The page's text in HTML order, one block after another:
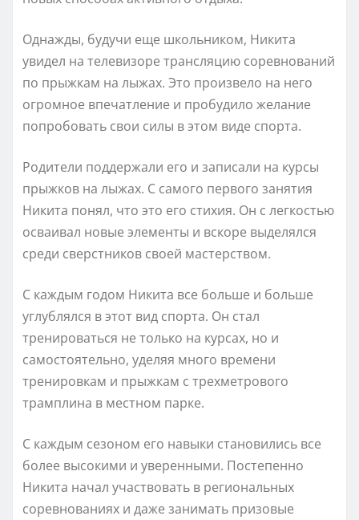
Однажды, будучи еще школьником, Никита
увидел на телевизоре трансляцию соревнований
по прыжкам на лыжах. Это произвело на него
огромное впечатление и пробудило желание
попробовать свои силы в этом виде спорта.
Родители поддержали его и записали на курсы
прыжков на лыжах. С самого первого занятия
Никита понял, что это его стихия. Он с легкостью
осваивал новые элементы и вскоре выделялся
среди сверстников своей мастерством.
С каждым годом Никита все больше и больше
углублялся в этот вид спорта. Он стал
тренироваться не только на курсах, но и
самостоятельно, уделяя много времени
тренировкам и прыжкам с трехметрового
трамплина в местном парке.
С каждым сезоном его навыки становились все
более высокими и уверенными. Постепенно
Никита начал участвовать в региональных
соревнованиях и даже занимать призовые